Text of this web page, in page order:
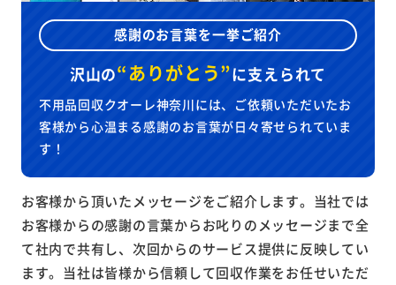
感謝のお言葉を一挙ご紹介
沢山の“ありがとう”に支えられて
不用品回収クオーレ神奈川には、ご依頼いただいたお
客様から心温まる感謝のお言葉が日々寄せられていま
す！
お客様から頂いたメッセージをご紹介します。当社では
お客様からの感謝の言葉からお叱りのメッセージまで全
て社内で共有し、次回からのサービス提供に反映してい
ます。当社は皆様から信頼して回収作業をお任せいただ